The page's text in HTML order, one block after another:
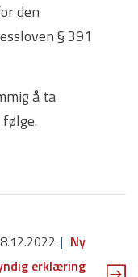
den
§ 391
å ta
Ny
erklæring